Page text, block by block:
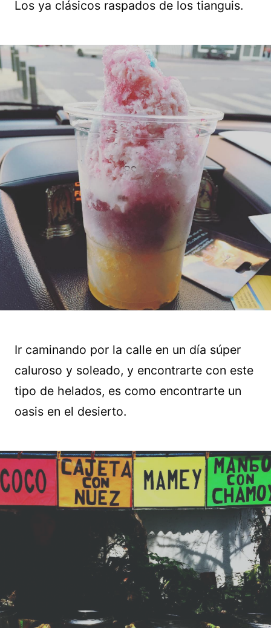
Los ya clásicos raspados de los tianguis.
Ir caminando por la calle en un día súper
caluroso y soleado, y encontrarte con este
tipo de helados, es como encontrarte un
oasis en el desierto.